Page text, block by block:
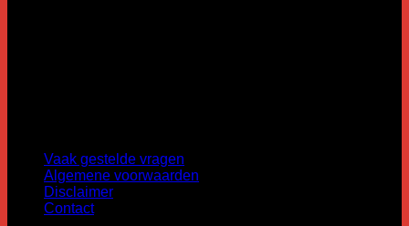
Vaak gestelde vragen
Algemene voorwaarden
Disclaimer
Contact